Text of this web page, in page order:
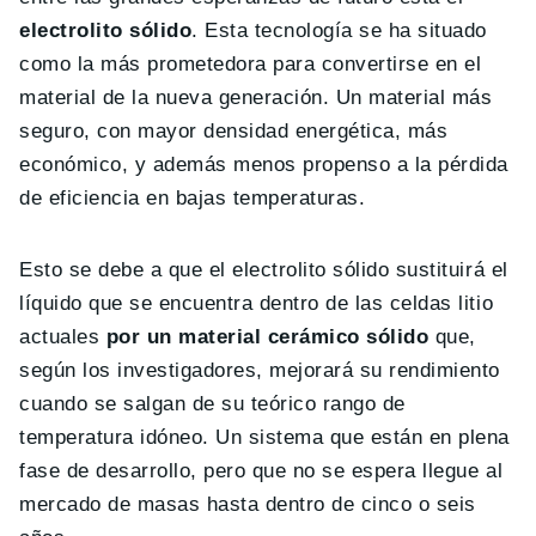
electrolito sólido. Esta tecnología se ha situado
como la más prometedora para convertirse en el
material de la nueva generación. Un material más
seguro, con mayor densidad energética, más
económico, y además menos propenso a la pérdida
de eficiencia en bajas temperaturas.
Esto se debe a que el electrolito sólido sustituirá el
líquido que se encuentra dentro de las celdas litio
actuales por un material cerámico sólido que,
según los investigadores, mejorará su rendimiento
cuando se salgan de su teórico rango de
temperatura idóneo. Un sistema que están en plena
fase de desarrollo, pero que no se espera llegue al
mercado de masas hasta dentro de cinco o seis